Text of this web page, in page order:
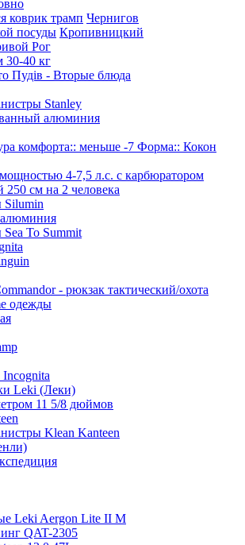
коврик трамп Чернигов
посуды Кропивницкий
Рог
30-40 кг
Пудів - Вторые блюда
Stanley
алюминия
комфорта:: меньше -7 Форма:: Кокон
4-7,5 л.с. с карбюратором
250 см на 2 человека
Silumin
To Summit
- рюкзак тактический/охота
одежды
Leki (Леки)
11 5/8 дюймов
Klean Kanteen
Leki Aergon Lite II M
QAT-2305